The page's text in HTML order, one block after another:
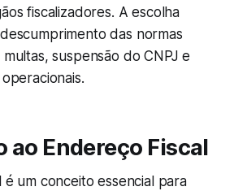
fiscalizadores. A escolha
das normas
suspensão do CNPJ e
ao Endereço Fiscal
um conceito essencial para